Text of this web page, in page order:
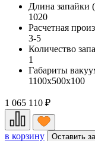
Длина запайки
1020
Расчетная
3-5
Количество
1
Габариты
1100х500х100
1 065 110 ₽
в корзину Оставить